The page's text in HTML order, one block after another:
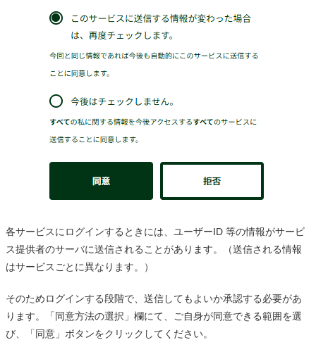
各サービスにログインするときには、ユーザーID 等の情報がサービ
ス提供者のサーバに送信されることがあります。（送信される情報
はサービスごとに異なります。）
そのためログインする段階で、送信してもよいか承認する必要があ
ります。「同意方法の選択」欄にて、ご自身が同意できる範囲を選
び、「同意」ボタンをクリックしてください。